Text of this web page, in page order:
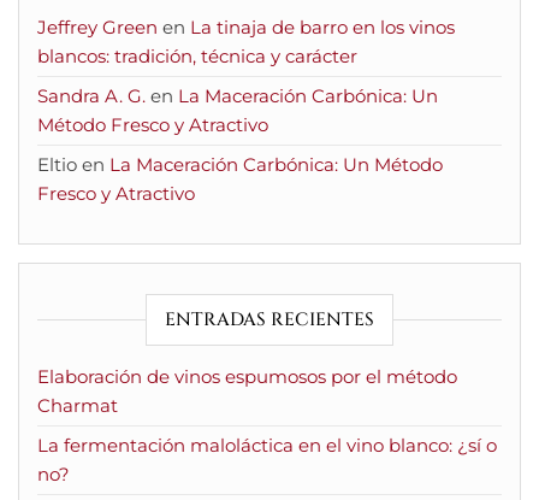
Jeffrey Green en La tinaja de barro en los vinos
blancos: tradición, técnica y carácter
Sandra A. G. en La Maceración Carbónica: Un
Método Fresco y Atractivo
Eltio en La Maceración Carbónica: Un Método
Fresco y Atractivo
ENTRADAS RECIENTES
Elaboración de vinos espumosos por el método
Charmat
La fermentación maloláctica en el vino blanco: ¿sí o
no?